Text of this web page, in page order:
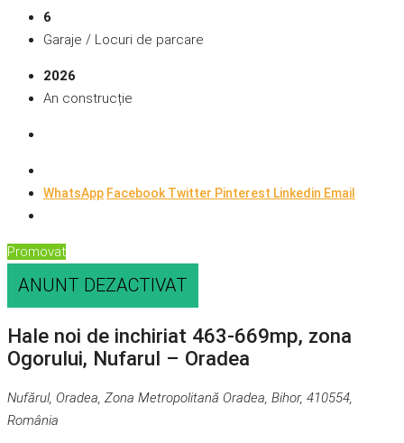
6
Garaje / Locuri de parcare
2026
An construcție
WhatsApp FacebookTwitter Pinterest Linkedin Email
Promovat
ANUNT DEZACTIVAT
Hale noi de inchiriat 463-669mp, zona
Ogorului, Nufarul – Oradea
Nufărul, Oradea, Zona Metropolitană Oradea, Bihor, 410554,
România